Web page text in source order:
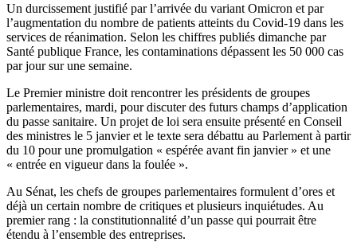
Un durcissement justifié par l’arrivée du variant Omicron et par
l’augmentation du nombre de patients atteints du Covid-19 dans les
services de réanimation. Selon les chiffres publiés dimanche par
Santé publique France, les contaminations dépassent les 50 000 cas
par jour sur une semaine.
Le Premier ministre doit rencontrer les présidents de groupes
parlementaires, mardi, pour discuter des futurs champs d’application
du passe sanitaire. Un projet de loi sera ensuite présenté en Conseil
des ministres le 5 janvier et le texte sera débattu au Parlement à partir
du 10 pour une promulgation « espérée avant fin janvier » et une
« entrée en vigueur dans la foulée ».
Au Sénat, les chefs de groupes parlementaires formulent d’ores et
déjà un certain nombre de critiques et plusieurs inquiétudes. Au
premier rang : la constitutionnalité d’un passe qui pourrait être
étendu à l’ensemble des entreprises.